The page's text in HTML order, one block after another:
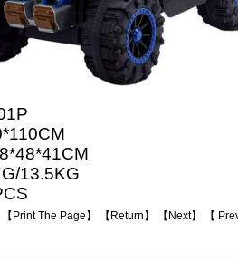
CM
CM
13.5KG
Print The Page 】 【 Return 】 【 Next】 【